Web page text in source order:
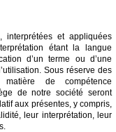
interprétées et appliquées
étant la langue
d’un terme ou d’une
Sous réserve des
de compétence
de notre société seront
aux présentes, y compris,
leur interprétation, leur